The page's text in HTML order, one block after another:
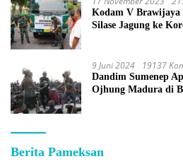
Kodam V Brawijaya
Silase Jagung ke
9 Juni 2024 19137
Dandim Sumenep
Ojhung Madura di
Berita Pameksan